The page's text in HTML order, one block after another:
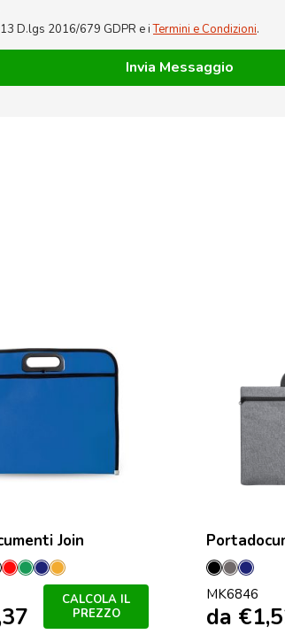
D.lgs 2016/679 GDPR e iTermini e Condizioni.
Join
Rosso
Verde
Marineo
Orange
CALCOLA IL
PREZZO
Nero
Grey
MK6846
da €